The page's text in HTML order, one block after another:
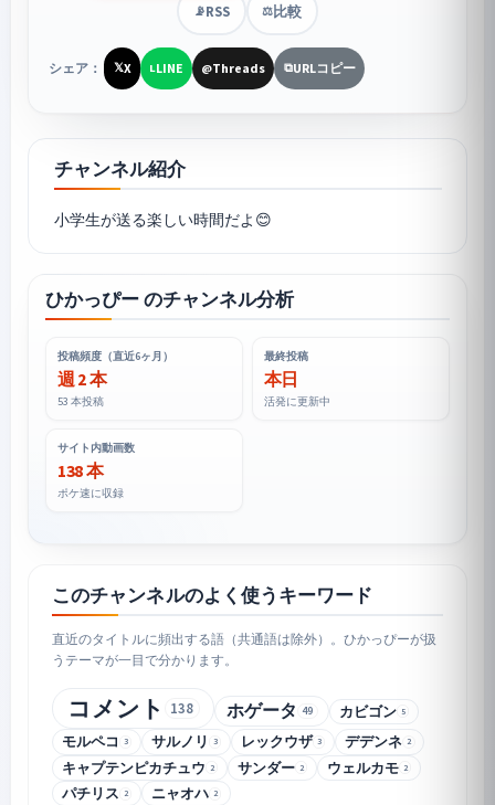
📡RSS ⚖️比較
シェア： 𝕏X LLINE @Threads ⧉URLコピー
チャンネル紹介
小学生が送る楽しい時間だよ😊
ひかっぴー のチャンネル分析
投稿頻度（直近6ヶ月）
週 2 本
53 本投稿
最終投稿
本日
活発に更新中
サイト内動画数
138 本
ポケ速に収録
このチャンネルのよく使うキーワード
直近のタイトルに頻出する語（共通語は除外）。ひかっぴーが扱
うテーマが一目で分かります。
コメント 138 ホゲータ 49 カビゴン 5
モルペコ 3 サルノリ 3 レックウザ 3 デデンネ 2
キャプテンピカチュウ 2 サンダー 2 ウェルカモ 2
パチリス 2 ニャオハ 2